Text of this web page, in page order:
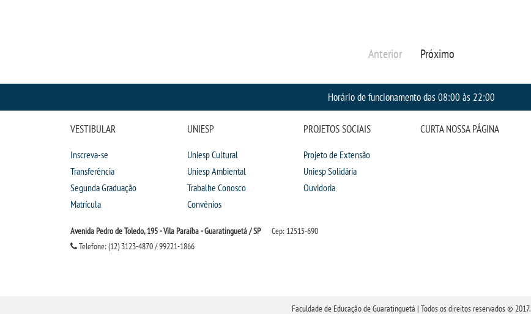
Anterior Próximo
Horário de funcionamento das 08:00 às 22:00
VESTIBULAR
Inscreva-se
Transferência
Segunda Graduação
Matrícula
UNIESP
Uniesp Cultural
Uniesp Ambiental
Trabalhe Conosco
Convênios
PROJETOS SOCIAIS
Projeto de Extensão
Uniesp Solidária
Ouvidoria
Avenida Pedro de Toledo, 195 - Vila Paraíba - Guaratinguetá / SP
Cep: 12515-690
Telefone: (12) 3123-4870 / 99221-1866
CURTA NOSSA PÁGINA
Faculdade de Educação de Guaratinguetá | Todos os direitos reservados © 2017.